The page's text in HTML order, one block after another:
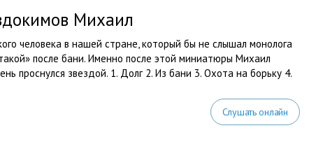
Михаил
человека в нашей стране, который бы не слышал монолога
после бани. Именно после этой миниатюры Михаил
проснулся звездой. 1. Долг 2. Из бани 3. Охота на борьку 4.
Слушать онлайн